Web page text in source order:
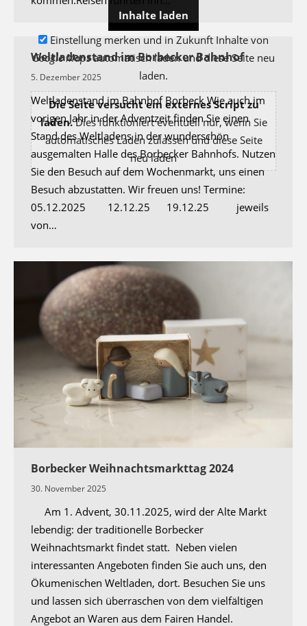
Inhalte laden
Einstellung merken und in Zukunft Inhalte von
Google Mapsautomatisch laden und diese Seite neu
laden.
Die Seite versucht ein externes Script zu
laden.Dies funktioniert eventuell nur, wenn Sie
automatisches Laden zulassen und diese Seite
neu laden
Weltladenstand im Borbecker Bahnhof
5. Dezember 2025
Weltladenstand im Bahnhof Borbeck Wie auch im
vorigen Jahr in der Adventzeit finden Sie einen
Stand des Weltladens in der wunderschön
ausgemalten Halle des Borbecker Bahnhofs. Nutzen
Sie den Besuch auf dem Wochenmarkt, uns einen
Besuch abzustatten. Wir freuen uns! Termine:
05.12.2025 12.12.25 19.12.25 jeweils
von…
Borbecker Weihnachtsmarkttag 2024
30. November 2025
Am 1. Advent, 30.11.2025, wird der Alte Markt
lebendig: der traditionelle Borbecker
Weihnachtsmarkt findet statt. Neben vielen
interessanten Angeboten finden Sie auch uns, den
Ökumenischen Weltladen, dort. Besuchen Sie uns
und lassen sich überraschen von dem vielfältigen
Angebot an Waren aus dem Fairen Handel.